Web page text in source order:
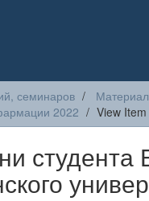
семинаров
2022
View Item
студента